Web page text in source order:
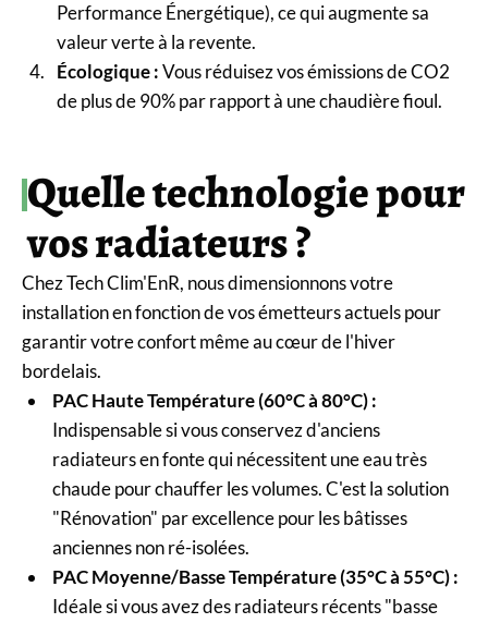
Performance Énergétique), ce qui augmente sa
valeur verte à la revente.
Écologique :Vous réduisez vos émissions de CO2
de plus de 90% par rapport à une chaudière fioul.
Quelle technologie pour
vos radiateurs ?
Chez Tech Clim'EnR, nous dimensionnons votre
installation en fonction de vos émetteurs actuels pour
garantir votre confort même au cœur de l'hiver
bordelais.
PAC Haute Température (60°C à 80°C) :
Indispensable si vous conservez d'anciens
radiateurs en fonte qui nécessitent une eau très
chaude pour chauffer les volumes. C'est la solution
"Rénovation" par excellence pour les bâtisses
anciennes non ré-isolées.
PAC Moyenne/Basse Température (35°C à 55°C) :
Idéale si vous avez des radiateurs récents "basse